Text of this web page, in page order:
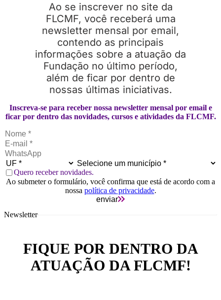
Inscreva-se para receber nossa newsletter mensal por email e
ficar por dentro das novidades, cursos e atividades da FLCMF.
Quero receber novidades.
Ao submeter o formulário, você confirma que está de acordo com a
nossa política de privacidade.
enviar
Ao se inscrever no site da
FLCMF, você receberá uma
newsletter mensal por email,
contendo as principais
informações sobre a atuação da
Fundação no último período,
além de ficar por dentro de
nossas últimas iniciativas.
Newsletter
FIQUE POR DENTRO DA
ATUAÇÃO DA FLCMF!